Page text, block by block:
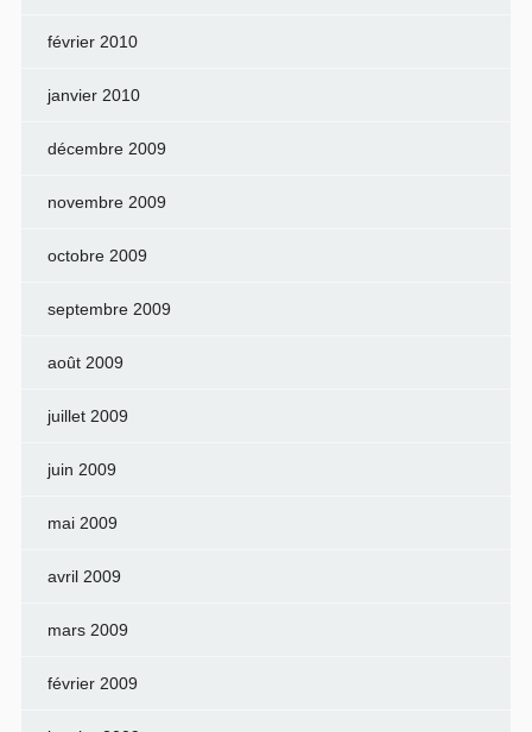
février 2010
janvier 2010
décembre 2009
novembre 2009
octobre 2009
septembre 2009
août 2009
juillet 2009
juin 2009
mai 2009
avril 2009
mars 2009
février 2009